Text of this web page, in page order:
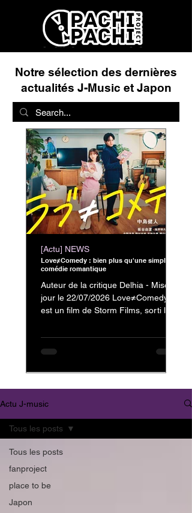
Notre sélection des dernières
actualités J-Music et Japon
Love≠Comedy : bien plus qu'une simple
comédie romantique
Auteur de la critique Delhia - Mise à
jour le 22/07/2026 Love≠Comedy
est un film de Storm Films, sorti le 3
dans le rôle de Kanzaki Reiji et
Nagahama Neru dans celui de
de Nakajima Kento, on ne pouvait
Love≠Comedy qui m'ont donné
envie de vous partager mon avis.
[Actu] NEWS
Actu J-music
Tous les posts
fanproject
place to be
Japon
Tous les posts